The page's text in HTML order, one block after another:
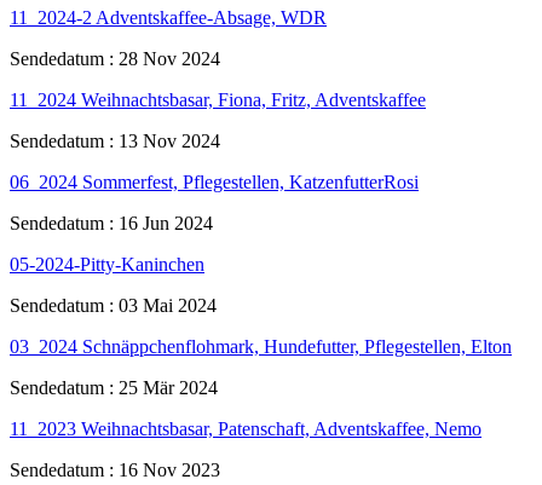
11_2024-2 Adventskaffee-Absage, WDR
Sendedatum : 28 Nov 2024
11_2024 Weihnachtsbasar, Fiona, Fritz, Adventskaffee
Sendedatum : 13 Nov 2024
06_2024 Sommerfest, Pflegestellen, KatzenfutterRosi
Sendedatum : 16 Jun 2024
05-2024-Pitty-Kaninchen
Sendedatum : 03 Mai 2024
03_2024 Schnäppchenflohmark, Hundefutter, Pflegestellen, Elton
Sendedatum : 25 Mär 2024
11_2023 Weihnachtsbasar, Patenschaft, Adventskaffee, Nemo
Sendedatum : 16 Nov 2023